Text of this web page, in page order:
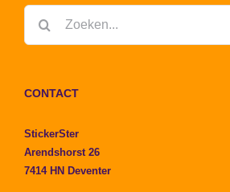
naar:
CONTACT
StickerSter
Arendshorst 26
7414 HN Deventer